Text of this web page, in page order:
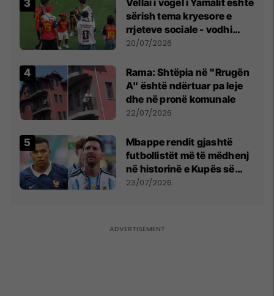
sërish tema kryesore e
rrjeteve sociale - vodhi
vëmendjen pas finales së
20/07/2026
Rama: Shtëpia në "Rrugën
A" është ndërtuar pa leje
dhe në pronë komunale
22/07/2026
Mbappe rendit gjashtë
futbollistët më të mëdhenj
në historinë e Kupës së
Botës, Messi mbetet i dyti
23/07/2026